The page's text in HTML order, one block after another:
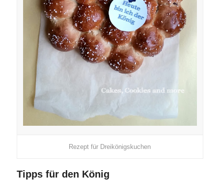
Rezept für Dreikönigskuchen
Tipps für den König